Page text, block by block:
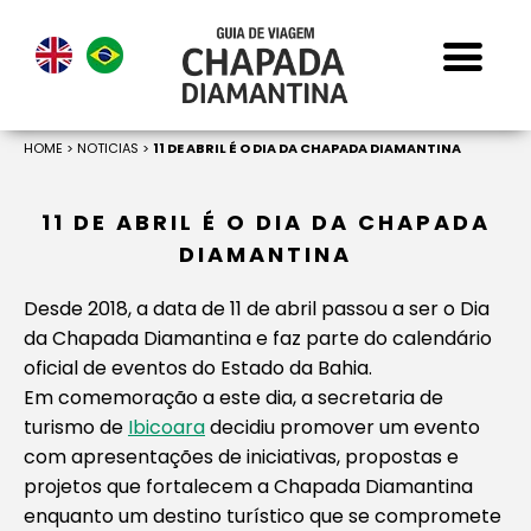
HOME > NOTICIAS > 11 DE ABRIL É O DIA DA CHAPADA DIAMANTINA
11 DE ABRIL É O DIA DA CHAPADA
DIAMANTINA
Desde 2018, a data de 11 de abril passou a ser o Dia
da Chapada Diamantina e faz parte do calendário
oficial de eventos do Estado da Bahia.
Em comemoração a este dia, a secretaria de
turismo de Ibicoaradecidiu promover um evento
com apresentações de iniciativas, propostas e
projetos que fortalecem a Chapada Diamantina
enquanto um destino turístico que se compromete